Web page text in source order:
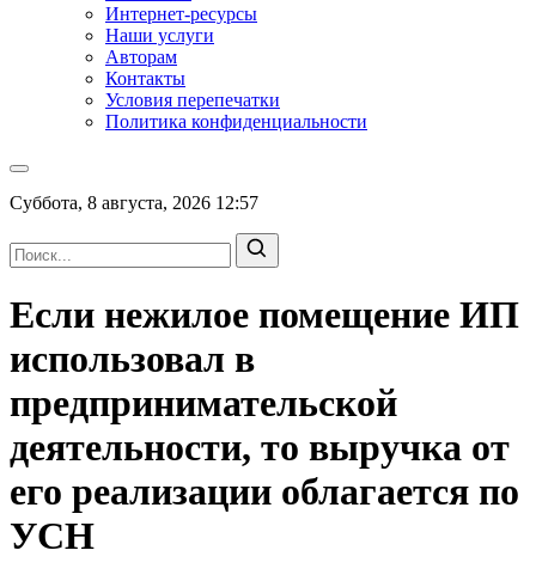
Интернет-ресурсы
Наши услуги
Авторам
Контакты
Условия перепечатки
Политика конфиденциальности
Суббота, 8 августа, 2026 12:57
Если нежилое помещение ИП
использовал в
предпринимательской
деятельности, то выручка от
его реализации облагается по
УСН